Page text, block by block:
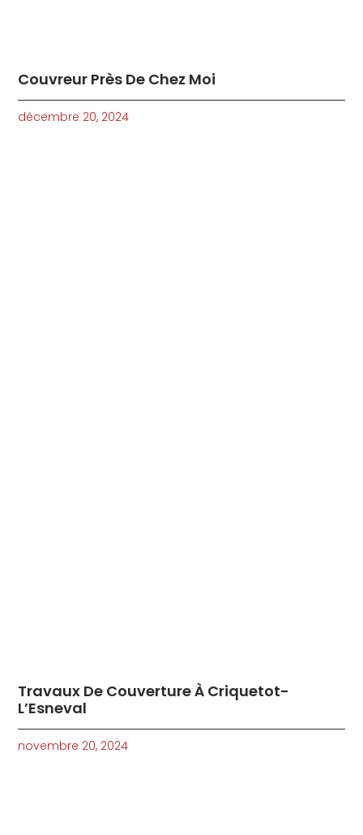
Couvreur Près De Chez Moi
décembre 20, 2024
Travaux De Couverture À Criquetot-
L’Esneval
novembre 20, 2024